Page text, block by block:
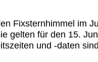
Fixsternhimmel im
gelten für den 15.
und -daten